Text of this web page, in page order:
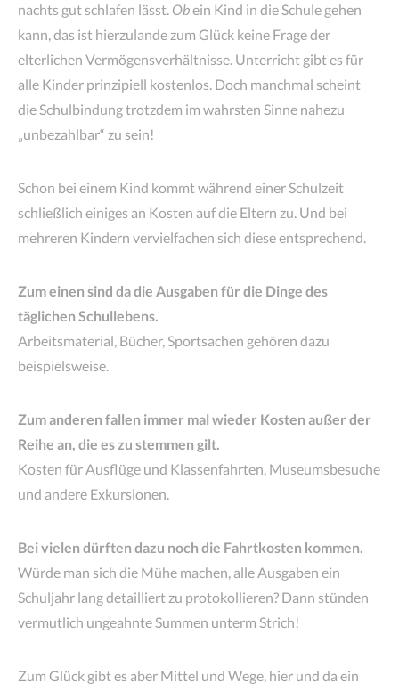
nachts gut schlafen lässt. Obein Kind in die Schule gehen
kann, das ist hierzulande zum Glück keine Frage der
elterlichen Vermögensverhältnisse. Unterricht gibt es für
alle Kinder prinzipiell kostenlos. Doch manchmal scheint
die Schulbindung trotzdem im wahrsten Sinne nahezu
„unbezahlbar“ zu sein!
Schon bei einem Kind kommt während einer Schulzeit
schließlich einiges an Kosten auf die Eltern zu. Und bei
mehreren Kindern vervielfachen sich diese entsprechend.
Zum einen sind da die Ausgaben für die Dinge des
täglichen Schullebens.
Arbeitsmaterial, Bücher, Sportsachen gehören dazu
beispielsweise.
Zum anderen fallen immer mal wieder Kosten außer der
Reihe an, die es zu stemmen gilt.
Kosten für Ausflüge und Klassenfahrten, Museumsbesuche
und andere Exkursionen.
Bei vielen dürften dazu noch die Fahrtkosten kommen.
Würde man sich die Mühe machen, alle Ausgaben ein
Schuljahr lang detailliert zu protokollieren? Dann stünden
vermutlich ungeahnte Summen unterm Strich!
Zum Glück gibt es aber Mittel und Wege, hier und da ein